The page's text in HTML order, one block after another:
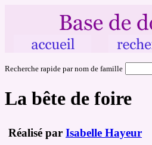
Recherche rapide par nom de famille
La bête de foire
Réalisé par Isabelle Hayeur